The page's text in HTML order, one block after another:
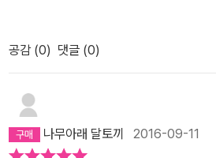
만, 작은 구멍을 내어 조금씩 흘려보내게
지만.
니라면, 이 책은 안 맞을 것이다. 나도 이
다룰 수가 없어서 무기력이 학습화 된 사
게 해야 할지 알려주지 않는다. 김도인은
알면 이해할 수 있고, 알아야 해결 할 수
은 해야 하는 것처럼, 그렇게 짐으로 두고 살아가야
공감 (0) 댓글 (0)
나무아래 달토끼 2016-09-11